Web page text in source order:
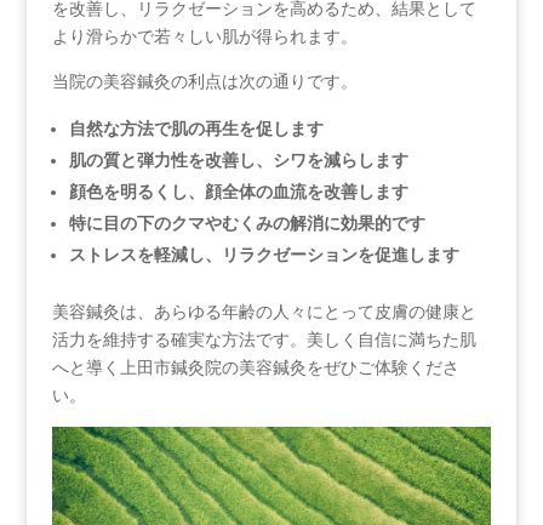
を改善し、リラクゼーションを高めるため、結果として
より滑らかで若々しい肌が得られます。
当院の美容鍼灸の利点は次の通りです。
自然な方法で肌の再生を促します
肌の質と弾力性を改善し、シワを減らします
顔色を明るくし、顔全体の血流を改善します
特に目の下のクマやむくみの解消に効果的です
ストレスを軽減し、リラクゼーションを促進します
美容鍼灸は、あらゆる年齢の人々にとって皮膚の健康と
活力を維持する確実な方法です。美しく自信に満ちた肌
へと導く上田市鍼灸院の美容鍼灸をぜひご体験くださ
い。